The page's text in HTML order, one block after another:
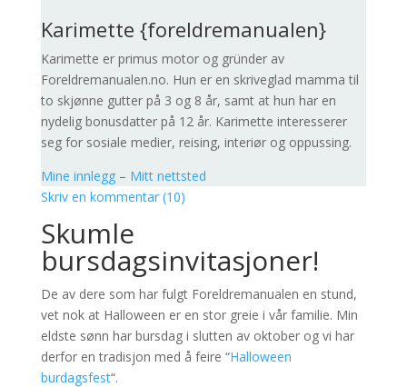
Karimette {foreldremanualen}
Karimette er primus motor og gründer av
Foreldremanualen.no. Hun er en skriveglad mamma til
to skjønne gutter på 3 og 8 år, samt at hun har en
nydelig bonusdatter på 12 år. Karimette interesserer
seg for sosiale medier, reising, interiør og oppussing.
Mine innlegg– Mitt nettsted
Skriv en kommentar (10)
Skumle
bursdagsinvitasjoner!
De av dere som har fulgt Foreldremanualen en stund,
vet nok at Halloween er en stor greie i vår familie. Min
eldste sønn har bursdag i slutten av oktober og vi har
derfor en tradisjon med å feire “Halloween
burdagsfest“.